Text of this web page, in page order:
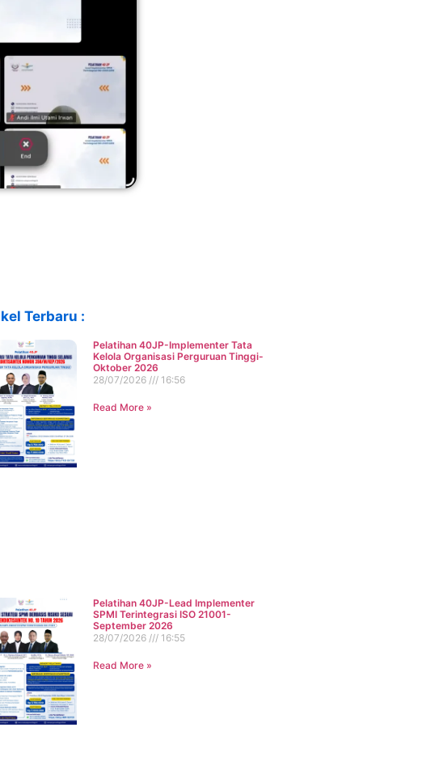
Terbaru :
Pelatihan 40JP-Implementer Tata
Kelola Organisasi Perguruan Tinggi-
Oktober 2026
28/07/2026
16:56
Read More »
Pelatihan 40JP-Lead Implementer
SPMI Terintegrasi ISO 21001-
September 2026
28/07/2026
16:55
Read More »